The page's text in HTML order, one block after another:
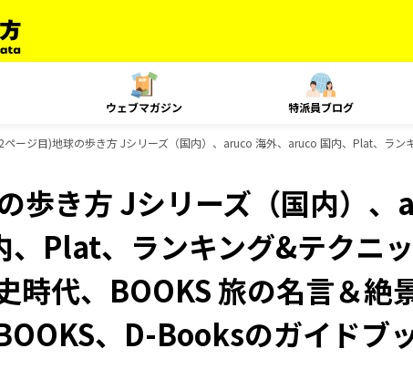
ウェブマガジン 特派員ブログ
ページ目)地球の歩き方 Jシリーズ（国内）、aruco 海外、aruco 国内、Plat、ラ
歩き方 Jシリーズ（国内）、
Plat、ランキング&テクニ
代、BOOKS 旅の名言＆絶
、D-Booksのガイドブ